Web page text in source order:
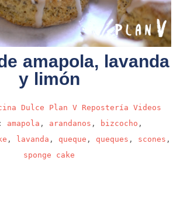
amapola, lavanda
y limón
Dulce Plan V Repostería Videos
amapola , arandanos , bizcocho ,
, lavanda , queque , queques , scones ,
sponge cake